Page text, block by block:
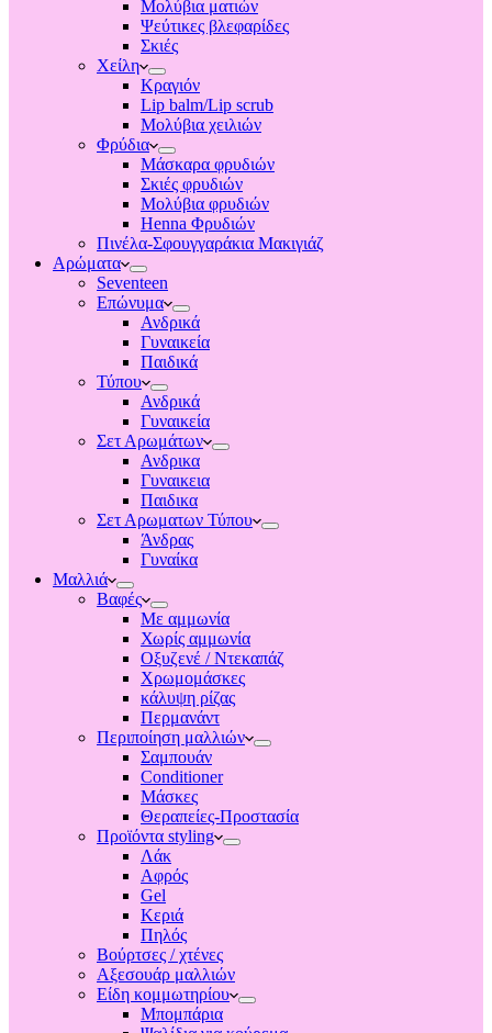
Μολύβια ματιών
Ψεύτικες βλεφαρίδες
Σκιές
Χείλη
Κραγιόν
Lip balm/Lip scrub
Μολύβια χειλιών
Φρύδια
Μάσκαρα φρυδιών
Σκιές φρυδιών
Μολύβια φρυδιών
Henna Φρυδιών
Πινέλα-Σφουγγαράκια Μακιγιάζ
Αρώματα
Seventeen
Επώνυμα
Ανδρικά
Γυναικεία
Παιδικά
Τύπου
Ανδρικά
Γυναικεία
Σετ Αρωμάτων
Ανδρικα
Γυναικεια
Παιδικα
Σετ Αρωματων Τύπου
Άνδρας
Γυναίκα
Μαλλιά
Βαφές
Με αμμωνία
Χωρίς αμμωνία
Οξυζενέ / Ντεκαπάζ
Χρωμομάσκες
κάλυψη ρίζας
Περμανάντ
Περιποίηση μαλλιών
Σαμπουάν
Conditioner
Μάσκες
Θεραπείες-Προστασία
Προϊόντα styling
Λάκ
Αφρός
Gel
Κεριά
Πηλός
Βούρτσες / χτένες
Αξεσουάρ μαλλιών
Είδη κομμωτηρίου
Μπομπάρια